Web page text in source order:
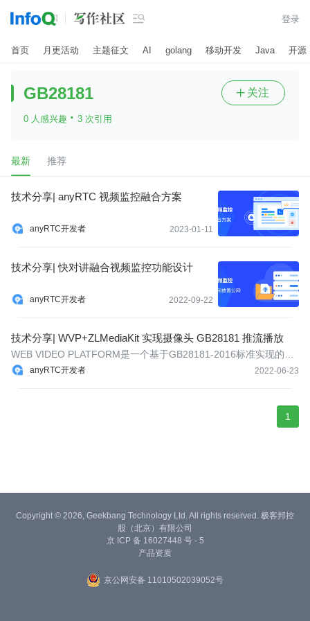
 登录
首页 月更活动 主题征文 AI golang 移动开发 Java 开源
GB28181
0 人感兴趣 · 3 次引用
 关注
最新 推荐
技术分享| anyRTC 视频监控融合方案
anyRTC开发者 2023-01-11
技术分享| 快对讲融合视频监控功能设计
anyRTC开发者 2022-09-22
技术分享| WVP+ZLMediaKit 实现摄像头 GB28181 推流播放
anyRTC开发者 2022-06-23
WEB VIDEO PLATFORM是一个基于GB28181-2016标准实现的开
箱即用的网络视频平台，负责实现核心信令与设备管理后台部分，
1
Copyright © 2026, Geekbang Technology Ltd. All rights reserved. 极客邦控
股（北京）有限公司
京 ICP 备 16027448 号 - 5
产品资质
京公网安备 11010502039052号